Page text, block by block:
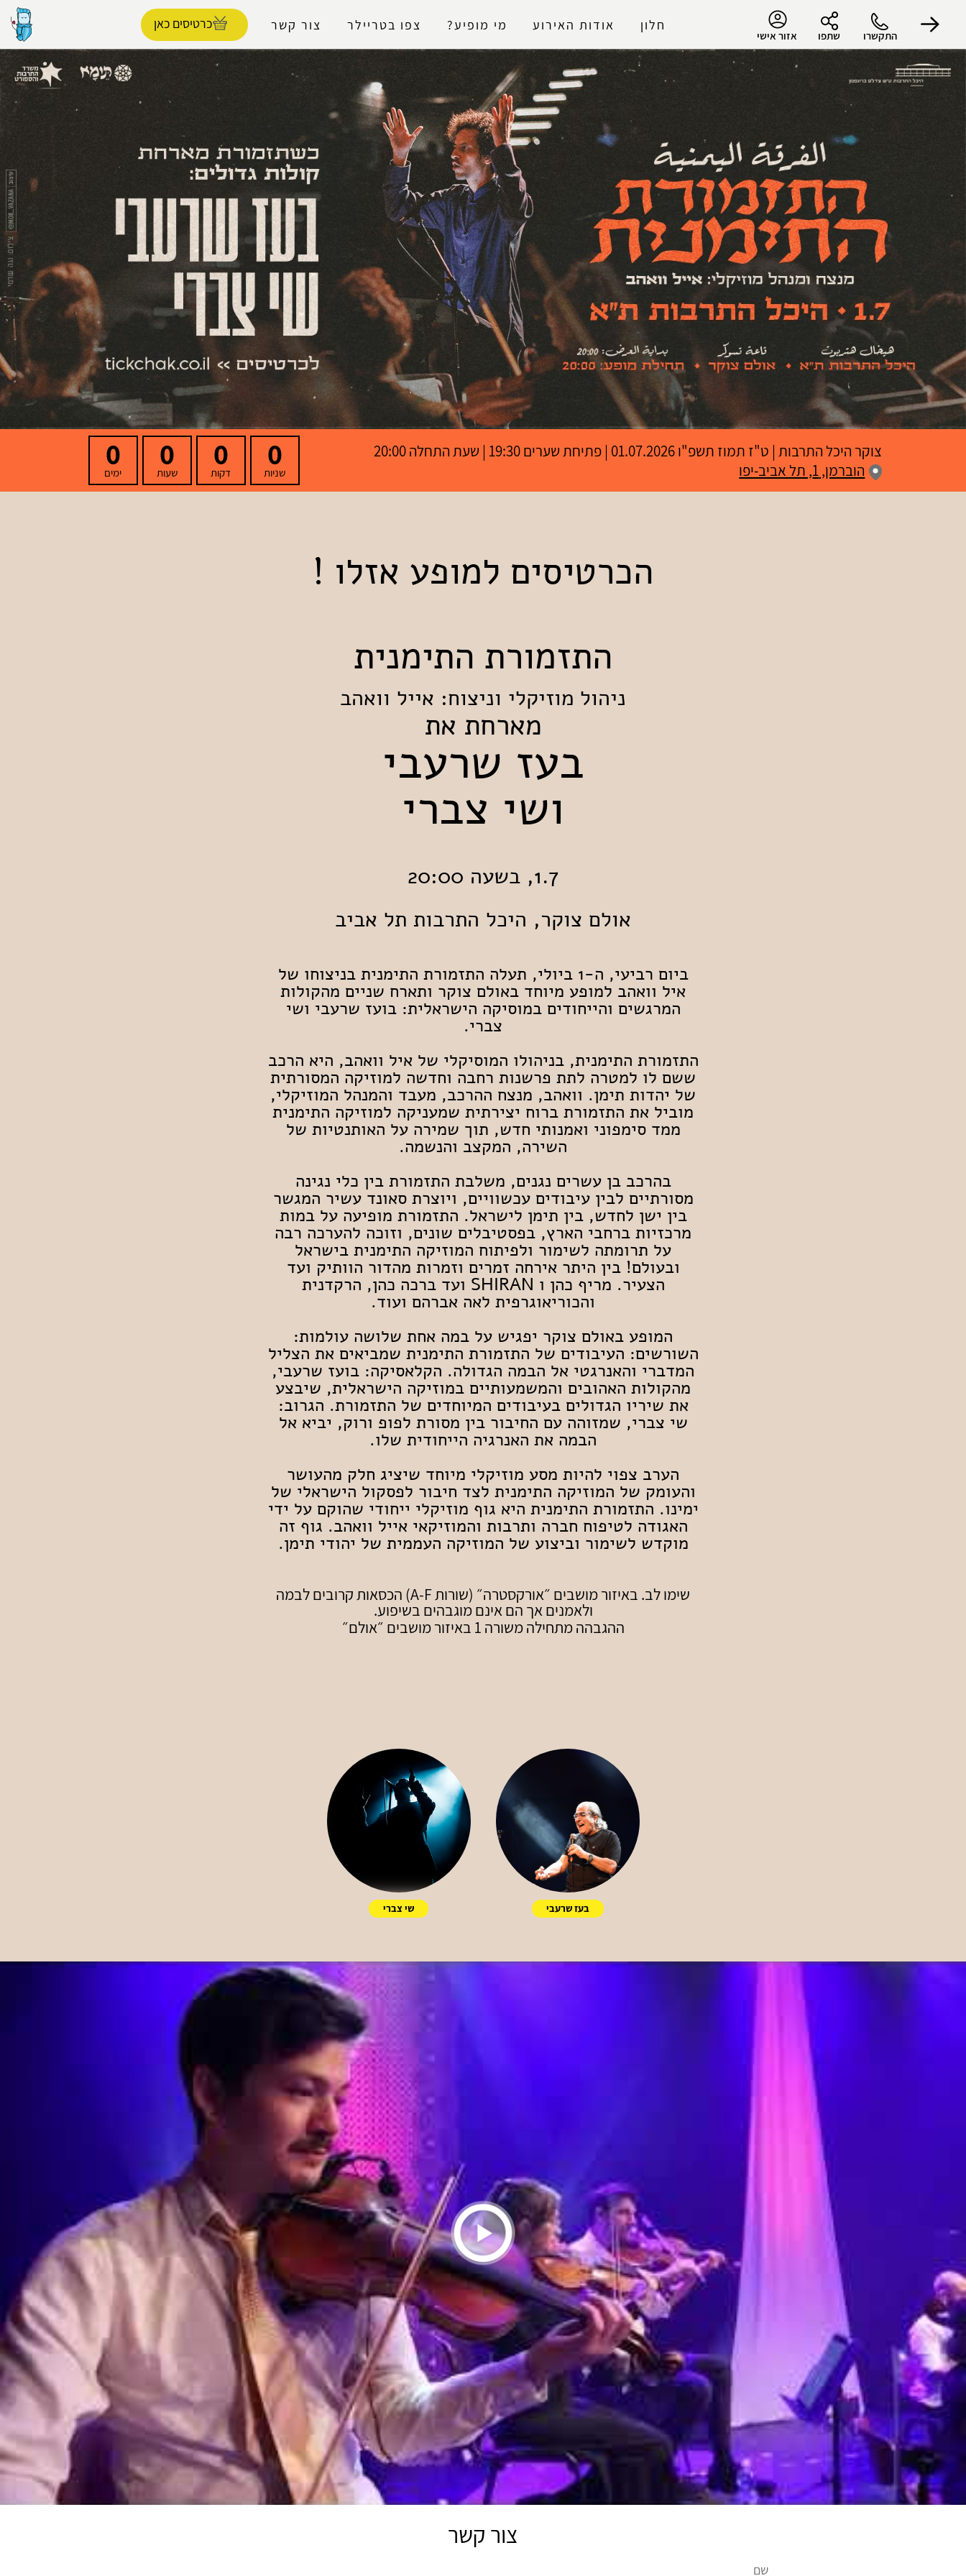
התקשרו שתפו אזור אישי
חלון אודות האירוע מי מופיע? צפו בטריילר צור קשר כרטיסים כאן
התנתק
צוקר היכל התרבות| ט"ז תמוז תשפ"ו01.07.2026 | פתיחת שערים 19:30 | שעת התחלה 20:00
הוברמן, 1, תל אביב-יפו
0
שניות
0
דקות
0
שעות
0
ימים
הכרטיסים למופע אזלו !
התזמורת התימנית
ניהול מוזיקלי וניצוח: אייל וואהב
מארחת את
בעז שרעבי
ושי צברי
1.7, בשעה 20:00
אולם צוקר, היכל התרבות תל אביב
ביום רביעי, ה-1 ביולי, תעלה התזמורת התימנית בניצוחו של
איל וואהב למופע מיוחד באולם צוקר ותארח שניים מהקולות
המרגשים והייחודים במוסיקה הישראלית: בועז שרעבי ושי
צברי.
התזמורת התימנית, בניהולו המוסיקלי של איל וואהב, היא הרכב
ששם לו למטרה לתת פרשנות רחבה וחדשה למוזיקה המסורתית
של יהדות תימן. וואהב, מנצח ההרכב, מעבד והמנהל המוזיקלי,
מוביל את התזמורת ברוח יצירתית שמעניקה למוזיקה התימנית
ממד סימפוני ואמנותי חדש, תוך שמירה על האותנטיות של
השירה, המקצב והנשמה.
בהרכב בן עשרים נגנים, משלבת התזמורת בין כלי נגינה
מסורתיים לבין עיבודים עכשוויים, ויוצרת סאונד עשיר המגשר
בין ישן לחדש, בין תימן לישראל. התזמורת מופיעה על במות
מרכזיות ברחבי הארץ, בפסטיבלים שונים, וזוכה להערכה רבה
על תרומתה לשימור ולפיתוח המוזיקה התימנית בישראל
ובעולם! בין היתר אירחה זמרים וזמרות מהדור הוותיק ועד
הצעיר. מריף כהן ו SHIRAN ועד ברכה כהן, הרקדנית
והכוריאוגרפית לאה אברהם ועוד.
המופע באולם צוקר יפגיש על במה אחת שלושה עולמות:
השורשים: העיבודים של התזמורת התימנית שמביאים את הצליל
המדברי והאנרגטי אל הבמה הגדולה. הקלאסיקה: בועז שרעבי,
מהקולות האהובים והמשמעותיים במוזיקה הישראלית, שיבצע
את שיריו הגדולים בעיבודים המיוחדים של התזמורת. הגרוב:
שי צברי, שמזוהה עם החיבור בין מסורת לפופ ורוק, יביא אל
הבמה את האנרגיה הייחודית שלו.
הערב צפוי להיות מסע מוזיקלי מיוחד שיציג חלק מהעושר
והעומק של המוזיקה התימנית לצד חיבור לפסקול הישראלי של
ימינו. התזמורת התימנית היא גוף מוזיקלי ייחודי שהוקם על ידי
האגודה לטיפוח חברה ותרבות והמוזיקאי אייל וואהב. גוף זה
מוקדש לשימור וביצוע של המוזיקה העממית של יהודי תימן.
שימו לב. באיזור מושבים ״אורקסטרה״ (שורות A-F) הכסאות קרובים לבמה
ולאמנים אך הם אינם מוגבהים בשיפוע.
ההגבהה מתחילה משורה 1 באיזור מושבים ״אולם״
בעז שרעבי שי צברי
צור קשר